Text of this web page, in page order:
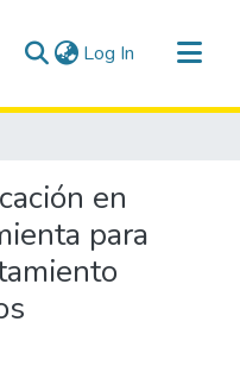
Log In (current)
en
para